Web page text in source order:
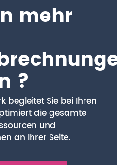
mehr
?
begleitet Sie bei Ihren
die gesamte
und
an Ihrer Seite.